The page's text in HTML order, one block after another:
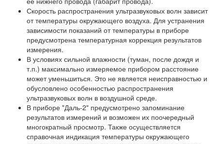
Скорость распространения ультразвуковых волн зависит
от температуры окружающего воздуха. Для устранения
зависимости показаний от температуры в приборе
предусмотрена температурная коррекция результатов
измерения.
В условиях сильной влажности (туман, после дождя и
т.п.) максимально измеряемое прибором расстояние
может уменьшиться. Это не является неисправностью и
обусловлено особенностью распространения
ультразвуковых волн в воздушной среде.
В приборе "Даль-2" предусмотрено запоминание
результатов измерений и возможен их поочередный
многократный просмотр. Также осуществляется
справочная индикация температуры окружающего